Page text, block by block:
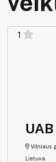
1
Vilniaus
Lietuva